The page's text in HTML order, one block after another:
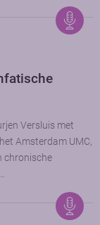
Versluis met
Amsterdam UMC,
chronische